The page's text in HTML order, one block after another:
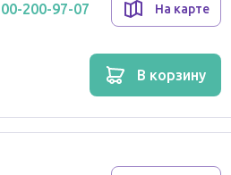
2,6-дион (XC221GI) - 100
натрия, тальк, магния
200-97-07 На карте
в корзину